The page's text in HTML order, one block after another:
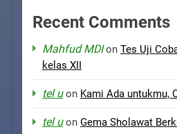
Recent Comments
Mahfud MDIon Tes Uji
kelas XII
tel uon Kami Ada untukmu,
tel uon Gema Sholawat